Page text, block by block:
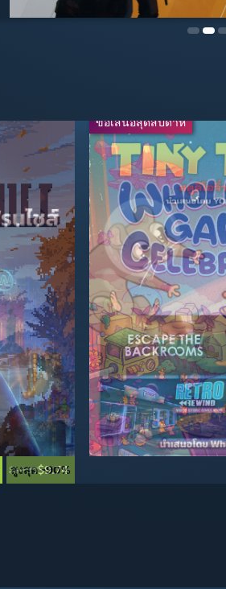
$14.99$9.74
ข้อเสนอสุดสัปดาห์
สูงสุด -90%
ข้อเสนอสุดสัปดาห์
$59.99$2.99
$39.99$13.99
$59.99$35.99
$49.99 $2.49